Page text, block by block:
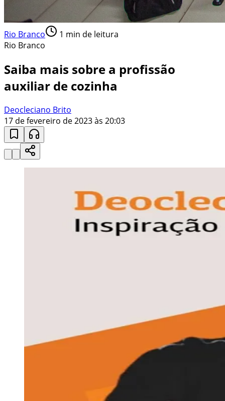
Rio Branco 1 min de leitura
Rio Branco
Saiba mais sobre a profissão
auxiliar de cozinha
Deocleciano Brito
17 de fevereiro de 2023 às 20:03